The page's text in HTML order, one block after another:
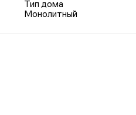
Тип дома
Монолитный